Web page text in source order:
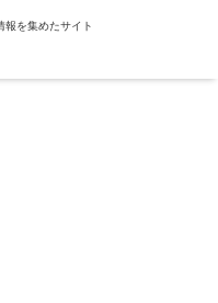
報を集めたサイト